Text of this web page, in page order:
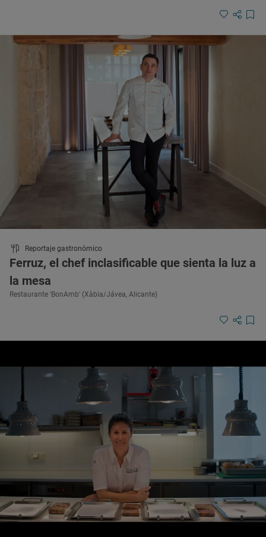
Reportaje gastronómico
Ferruz, el chef inclasificable que sienta la luz a
la mesa
Restaurante 'BonAmb' (Xàbia/Jávea, Alicante)